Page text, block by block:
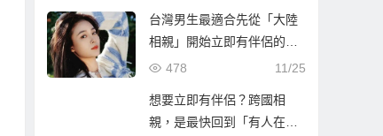
台灣男生最適合先從「大陸
相親」開始立即有伴侶的第
一步
11/25
478
想要立即有伴侶？跨國相
親，是最快回到「有人在等